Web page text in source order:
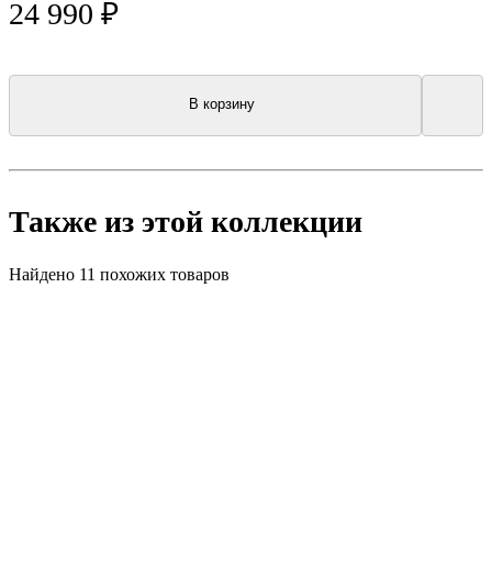
24 990 ₽
В корзину
Также из этой коллекции
Найдено 11 похожих товаров